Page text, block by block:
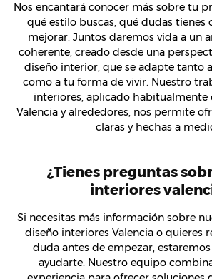
Nos encantará conocer más sobre tu
qué estilo buscas, qué dudas tienes
mejorar. Juntos daremos vida a un
coherente, creado desde una
diseño interior, que se adapte tanto
como a tu forma de vivir. Nuestro
interiores, aplicado habitualmente
Valencia y alrededores, nos permite
claras y hechas a
¿Tienes preguntas
interiores
Si necesitas más información sobre
diseño interiores Valencia o quieres
duda antes de empezar,
ayudarte. Nuestro equipo